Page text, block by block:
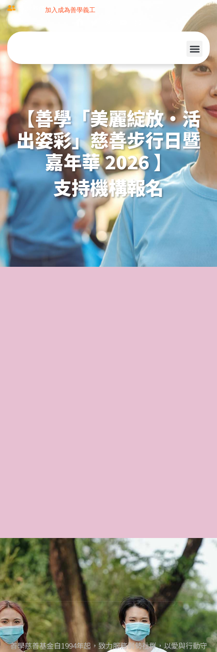
加入成為善學義工
【善學「美麗綻放‧活
出姿彩」慈善步行日暨
嘉年華 2026 】
支持機構報名
善學慈善基金自1994年起，致力服務弱勢社群，以愛與行動守